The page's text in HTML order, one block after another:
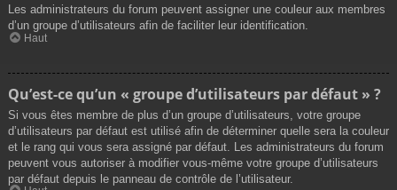
Les administrateurs du forum peuvent assigner une couleur aux membres
d’un groupe d’utilisateurs afin de faciliter leur identification.
Haut
Qu’est-ce qu’un « groupe d’utilisateurs par défaut » ?
Si vous êtes membre de plus d’un groupe d’utilisateurs, votre groupe
d’utilisateurs par défaut est utilisé afin de déterminer quelle sera la couleur
et le rang qui vous sera assigné par défaut. Les administrateurs du forum
peuvent vous autoriser à modifier vous-même votre groupe d’utilisateurs
par défaut depuis le panneau de contrôle de l’utilisateur.